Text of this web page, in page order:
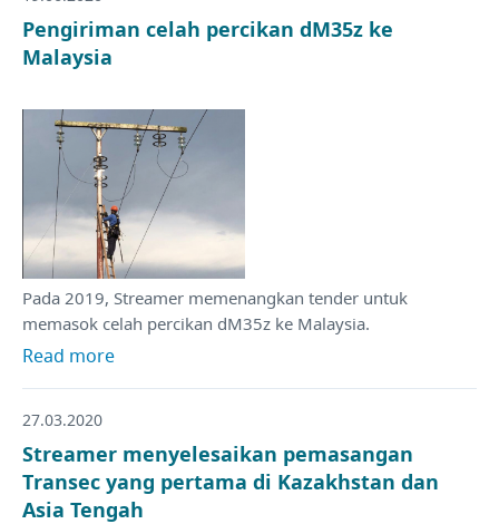
Pengiriman celah percikan dM35z ke
Malaysia
Pada 2019, Streamer memenangkan tender untuk
memasok celah percikan dM35z ke Malaysia.
Read more
27.03.2020
Streamer menyelesaikan pemasangan
Transec yang pertama di Kazakhstan dan
Asia Tengah